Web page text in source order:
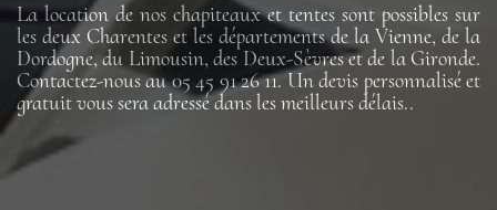
La location de nos chapiteaux et tentes sont possibles sur
les deux Charentes et les départements de la Vienne, de la
Dordogne, du Limousin, des Deux-Sèvres et de la Gironde.
Contactez-nous au 05 45 91 26 11. Un devis personnalisé et
gratuit vous sera adressé dans les meilleurs délais..